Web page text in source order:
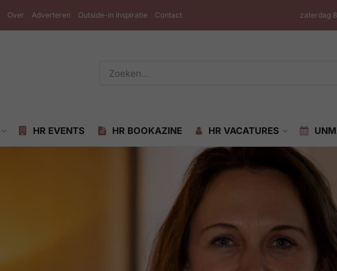
Over Adverteren Outside-in Inspiratie Contact zaterdag
HR EVENTS HR BOOKAZINE HR VACATURES